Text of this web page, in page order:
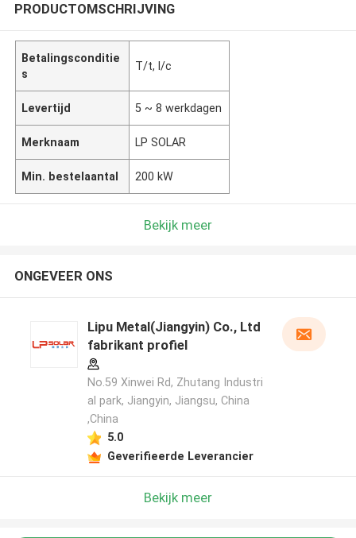
PRODUCTOMSCHRIJVING
Betalingsconditie
s
T/t, l/c
Levertijd 5 ~ 8 werkdagen
Merknaam LP SOLAR
Min. bestelaantal 200 kW
Bekijk meer
ONGEVEER ONS
Lipu Metal(Jiangyin) Co., Ltd
fabrikant profiel
No.59 Xinwei Rd, Zhutang Industri
al park, Jiangyin, Jiangsu, China
,China
5.0
Geverifieerde Leverancier
Bekijk meer